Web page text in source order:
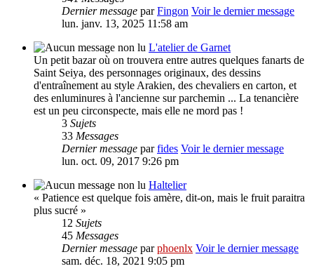
Dernier message parFingon Voir le dernier message
lun. janv. 13, 2025 11:58 am
L'atelier de Garnet
Un petit bazar où on trouvera entre autres quelques fanarts de
Saint Seiya, des personnages originaux, des dessins
d'entraînement au style Arakien, des chevaliers en carton, et
des enluminures à l'ancienne sur parchemin ... La tenancière
est un peu circonspecte, mais elle ne mord pas !
3 Sujets
33 Messages
Dernier message parfides Voir le dernier message
lun. oct. 09, 2017 9:26 pm
Haltelier
« Patience est quelque fois amère, dit-on, mais le fruit paraitra
plus sucré »
12 Sujets
45 Messages
Dernier message parphoenlx Voir le dernier message
sam. déc. 18, 2021 9:05 pm